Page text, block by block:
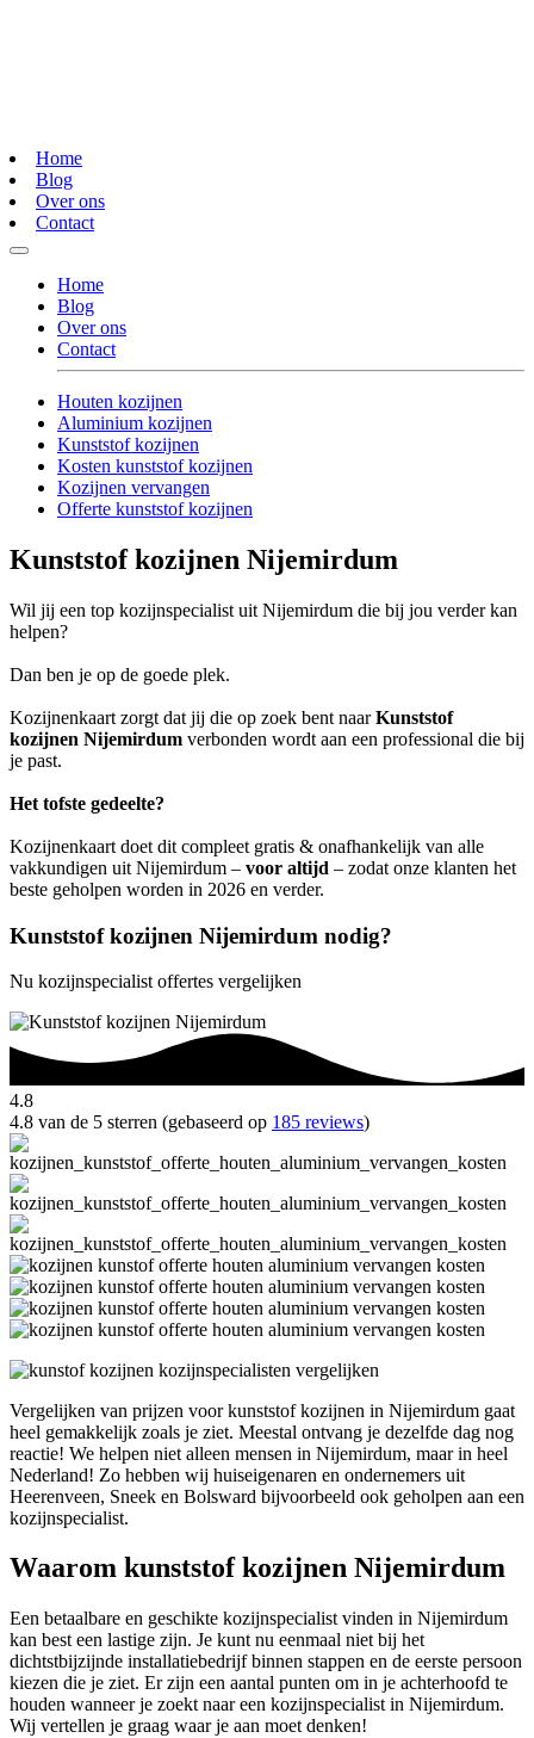
Home
Blog
Over ons
Contact
Home
Blog
Over ons
Contact
Houten kozijnen
Aluminium kozijnen
Kunststof kozijnen
Kosten kunststof kozijnen
Kozijnen vervangen
Offerte kunststof kozijnen
Kunststof kozijnen Nijemirdum
Wil jij een top kozijnspecialist uit Nijemirdum die bij jou verder kan
helpen?
Dan ben je op de goede plek.
Kozijnenkaart zorgt dat jij die op zoek bent naarKunststof
kozijnen Nijemirdum verbonden wordt aan een professional die bij
je past.
Het tofste gedeelte?
Kozijnenkaart doet dit compleet gratis & onafhankelijk van alle
vakkundigen uit Nijemirdum – voor altijd – zodat onze klanten het
beste geholpen worden in 2026 en verder.
Kunststof kozijnen Nijemirdum nodig?
Nu kozijnspecialist offertes vergelijken
4.8
4.8 van de 5 sterren (gebaseerd op 185 reviews)
Vergelijken van prijzen voor kunststof kozijnen in Nijemirdum gaat
heel gemakkelijk zoals je ziet. Meestal ontvang je dezelfde dag nog
reactie! We helpen niet alleen mensen in Nijemirdum, maar in heel
Nederland! Zo hebben wij huiseigenaren en ondernemers uit
Heerenveen, Sneek en Bolsward bijvoorbeeld ook geholpen aan een
kozijnspecialist.
Waarom kunststof kozijnen Nijemirdum
Een betaalbare en geschikte kozijnspecialist vinden in Nijemirdum
kan best een lastige zijn. Je kunt nu eenmaal niet bij het
dichtstbijzijnde installatiebedrijf binnen stappen en de eerste persoon
kiezen die je ziet. Er zijn een aantal punten om in je achterhoofd te
houden wanneer je zoekt naar een kozijnspecialist in Nijemirdum.
Wij vertellen je graag waar je aan moet denken!